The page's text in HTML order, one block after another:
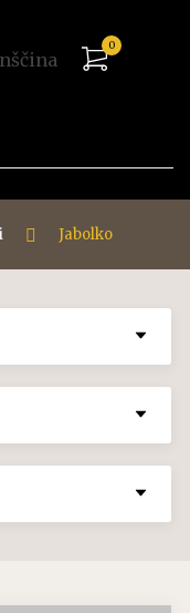
0
Jabolko